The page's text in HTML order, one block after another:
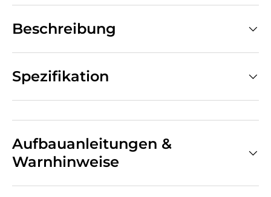
Beschreibung
Spezifikation
Aufbauanleitungen &
Warnhinweise